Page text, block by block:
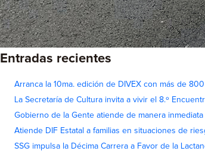
Entradas recientes
Arranca la 10ma. edición de DIVEX con más de
La Secretaría de Cultura invita a vivir el 8.º
Gobierno de la Gente atiende de manera
Atiende DIF Estatal a familias en situaciones de
SSG impulsa la Décima Carrera a Favor de la